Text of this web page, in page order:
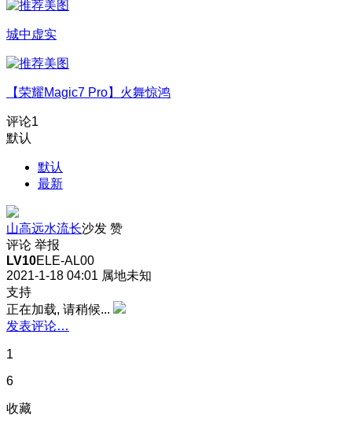
城中虚实
【荣耀Magic7 Pro】火舞惊鸿
评论1
默认
默认
最新
山高远水流长沙发 赞
评论 举报
LV10ELE-AL00
2021-1-18 04:01 属地未知
支持
正在加载, 请稍候...
发表评论…
1
6
收藏